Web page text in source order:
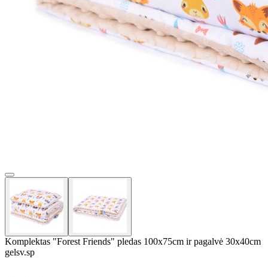
Komplektas "Forest Friends" pledas 100x75cm ir pagalvė 30x40cm
gelsv.sp